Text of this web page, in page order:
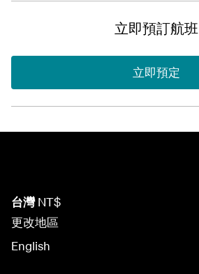
立即預訂航班
立即預定
台灣NT$
更改地區
English